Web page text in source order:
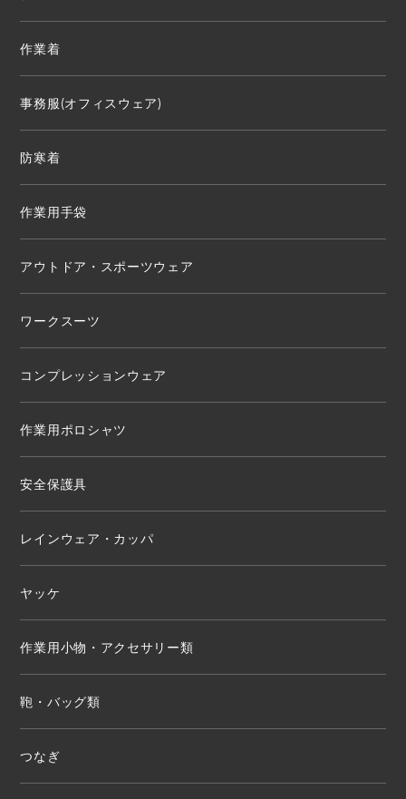
作業着
事務服(オフィスウェア)
防寒着
作業用手袋
アウトドア・スポーツウェア
ワークスーツ
コンプレッションウェア
作業用ポロシャツ
安全保護具
レインウェア・カッパ
ヤッケ
作業用小物・アクセサリー類
鞄・バッグ類
つなぎ